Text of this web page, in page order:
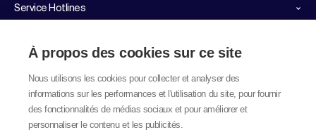
Service Hotlines
Liens importants
À propos des cookies sur ce site
Nous utilisons les cookies pour collecter et analyser des
informations sur les performances et l'utilisation du site, pour fournir
des fonctionnalités de médias sociaux et pour améliorer et
personnaliser le contenu et les publicités.